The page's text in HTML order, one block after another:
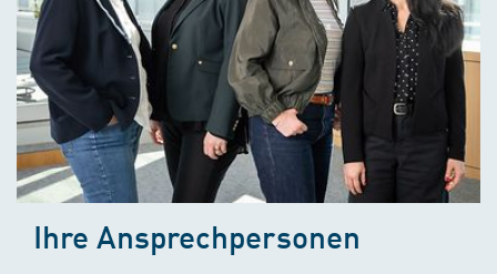
Ihre Ansprechpersonen